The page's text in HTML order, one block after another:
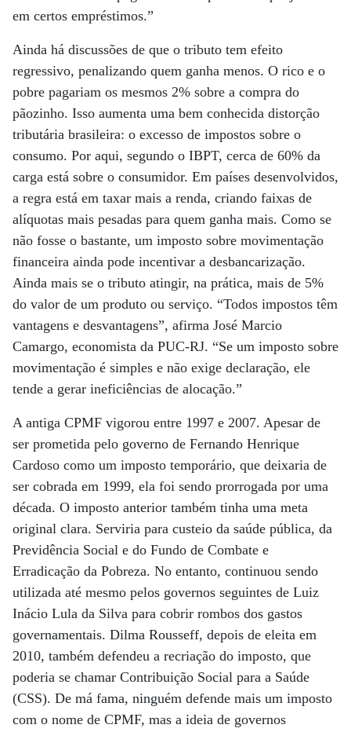
em certos empréstimos.”
Ainda há discussões de que o tributo tem efeito
regressivo, penalizando quem ganha menos. O rico e o
pobre pagariam os mesmos 2% sobre a compra do
pãozinho. Isso aumenta uma bem conhecida distorção
tributária brasileira: o excesso de impostos sobre o
consumo. Por aqui, segundo o IBPT, cerca de 60% da
carga está sobre o consumidor. Em países desenvolvidos,
a regra está em taxar mais a renda, criando faixas de
alíquotas mais pesadas para quem ganha mais. Como se
não fosse o bastante, um imposto sobre movimentação
financeira ainda pode incentivar a desbancarização.
Ainda mais se o tributo atingir, na prática, mais de 5%
do valor de um produto ou serviço. “Todos impostos têm
vantagens e desvantagens”, afirma José Marcio
Camargo, economista da PUC-RJ. “Se um imposto sobre
movimentação é simples e não exige declaração, ele
tende a gerar ineficiências de alocação.”
A antiga CPMF vigorou entre 1997 e 2007. Apesar de
ser prometida pelo governo de Fernando Henrique
Cardoso como um imposto temporário, que deixaria de
ser cobrada em 1999, ela foi sendo prorrogada por uma
década. O imposto anterior também tinha uma meta
original clara. Serviria para custeio da saúde pública, da
Previdência Social e do Fundo de Combate e
Erradicação da Pobreza. No entanto, continuou sendo
utilizada até mesmo pelos governos seguintes de Luiz
Inácio Lula da Silva para cobrir rombos dos gastos
governamentais. Dilma Rousseff, depois de eleita em
2010, também defendeu a recriação do imposto, que
poderia se chamar Contribuição Social para a Saúde
(CSS). De má fama, ninguém defende mais um imposto
com o nome de CPMF, mas a ideia de governos